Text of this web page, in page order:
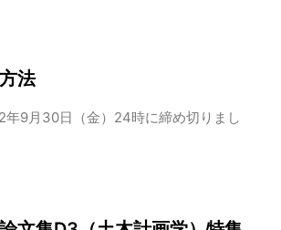
法
年9月30日（金）24時に締め切りまし